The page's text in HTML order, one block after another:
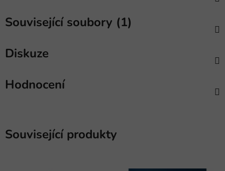
Související soubory (1)
Diskuze
Hodnocení
Související produkty